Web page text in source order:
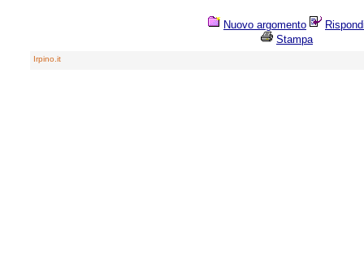
Nuovo argomento
Stampa
Irpino.it